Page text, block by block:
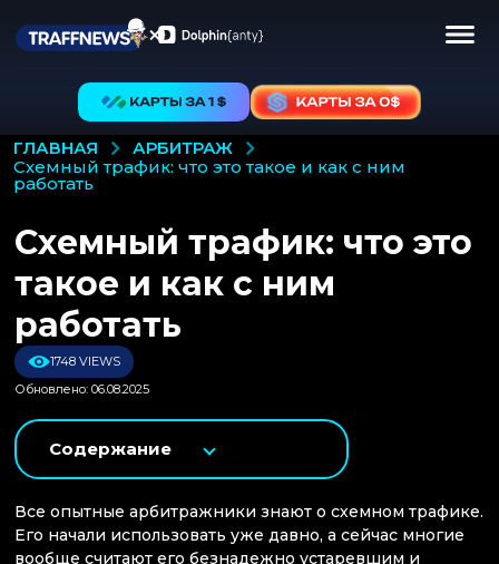
ГЛАВНАЯ
АРБИТРАЖ
схемный трафик: что это такое и как с ним
работать
Схемный трафик: что это
такое и как с ним
работать
1748 VIEWS
Обновлено: 06.08.2025
Содержание
Все опытные арбитражники знают о схемном трафике.
Его начали использовать уже давно, а сейчас многие
вообще считают его безнадежно устаревшим и